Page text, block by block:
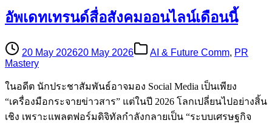
อัพเดทเทรนด์สื่อสังคมออนไลน์เดือนนี้
20 May 202620 May 2026 AI & Future Comm, PR
Mastery
ในอดีต นักประชาสัมพันธ์อาจมอง Social Media เป็นเพียง
“เครื่องมือกระจายข่าวสาร” แต่ในปี 2026 โลกเปลี่ยนไปอย่างสิ้น
เชิง เพราะแพลตฟอร์มดิจิทัลกำลังกลายเป็น “ระบบเศรษฐกิจ